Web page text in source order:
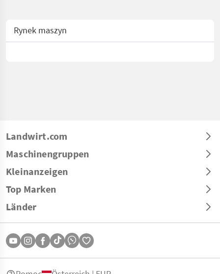
Rynek maszyn
Landwirt.com
Maschinengruppen
Kleinanzeigen
Top Marken
Länder